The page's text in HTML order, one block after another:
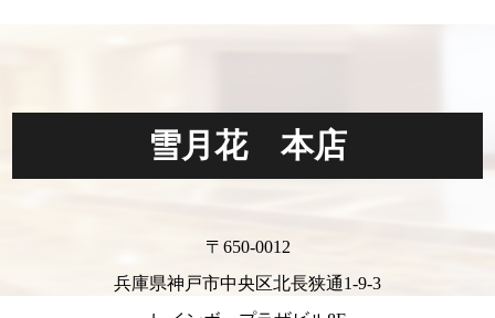
雪月花 本店
〒650-0012
兵庫県神戸市中央区北長狭通1-9-3